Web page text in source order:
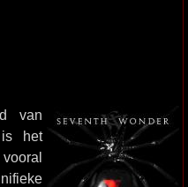
van
is het